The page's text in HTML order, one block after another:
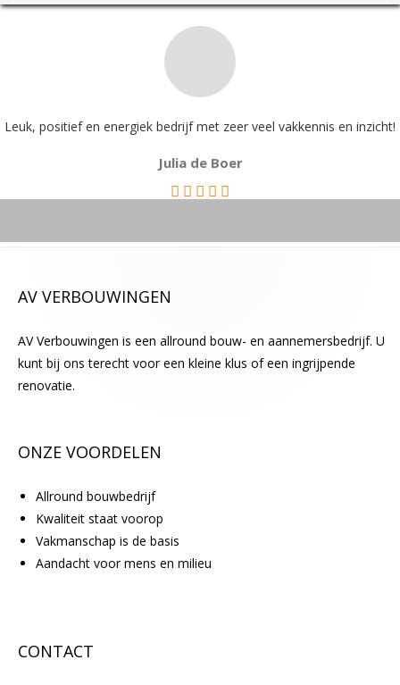
d
Leuk, positief en energiek bedrijf met zeer veel vakkennis en inzicht!
Julia de Boer
AV VERBOUWINGEN
AV Verbouwingen is een allround bouw- en aannemersbedrijf. U
kunt bij ons terecht voor een kleine klus of een ingrijpende
renovatie.
ONZE VOORDELEN
Allround bouwbedrijf
Kwaliteit staat voorop
Vakmanschap is de basis
Aandacht voor mens en milieu
CONTACT